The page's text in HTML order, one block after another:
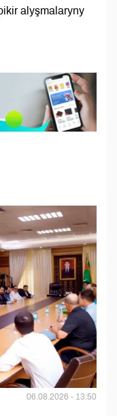
alyşmalaryny
06.08.2026 - 13:50